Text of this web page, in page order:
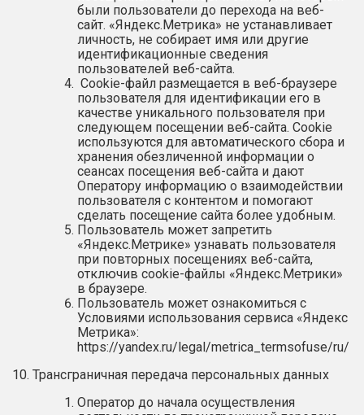
были пользователи до перехода на веб-
сайт. «Яндекс.Метрика» не устанавливает
личность, не собирает имя или другие
идентификационные сведения
пользователей веб-сайта.
Сookie-файл размещается в веб-браузере
пользователя для идентификации его в
качестве уникального пользователя при
следующем посещении веб-сайта. Cookie
используются для автоматического сбора и
хранения обезличенной информации о
сеансах посещения веб-сайта и дают
Оператору информацию о взаимодействии
пользователя с контентом и помогают
сделать посещение сайта более удобным.
Пользователь может запретить
«Яндекс.Метрике» узнавать пользователя
при повторных посещениях веб-сайта,
отключив cookie-файлы «Яндекс.Метрики»
в браузере.
Пользователь может ознакомиться с
Условиями использования сервиса «Яндекс
Метрика»:
https://yandex.ru/legal/metrica_termsofuse/ru/
10. Трансграничная передача персональных данных
Оператор до начала осуществления